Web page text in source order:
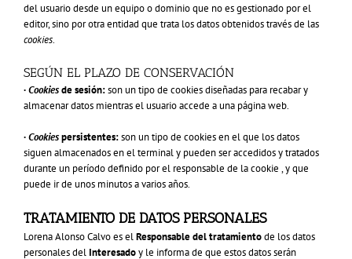
del usuario desde un equipo o dominio que no es gestionado por el
editor, sino por otra entidad que trata los datos obtenidos través de las
cookies.
SEGÚN EL PLAZO DE CONSERVACIÓN
·Cookiesde sesión:son un tipo de cookies diseñadas para recabar y
almacenar datos mientras el usuario accede a una página web.
·Cookiespersistentes:son un tipo de cookies en el que los datos
siguen almacenados en el terminal y pueden ser accedidos y tratados
durante un período definido por el responsable de la cookie , y que
puede ir de unos minutos a varios años.
TRATAMIENTO DE DATOS PERSONALES
Lorena Alonso Calvo es elResponsable del tratamientode los datos
personales del Interesadoy le informa de que estos datos serán